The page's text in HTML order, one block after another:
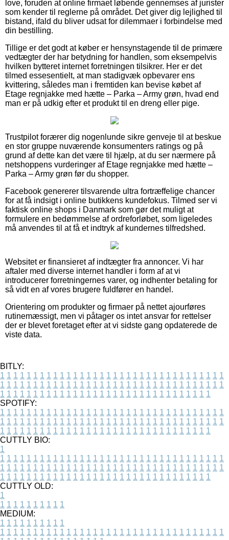
love, foruden at online firmaet løbende gennemses af jurister
som kender til reglerne på området. Det giver dig lejlighed til
bistand, ifald du bliver udsat for dilemmaer i forbindelse med
din bestilling.
Tillige er det godt at køber er hensynstagende til de primære
vedtægter der har betydning for handlen, som eksempelvis
hvilken bytteret internet forretningen tilsikrer. Her er det
tilmed essesentielt, at man stadigvæk opbevarer ens
kvittering, således man i fremtiden kan bevise købet af
Etage regnjakke med hætte – Parka – Army grøn, hvad end
man er på udkig efter et produkt til en dreng eller pige.
Trustpilot forærer dig nogenlunde sikre genveje til at beskue
en stor gruppe nuværende konsumenters ratings og på
grund af dette kan det være til hjælp, at du ser nærmere på
netshoppens vurderinger af Etage regnjakke med hætte –
Parka – Army grøn før du shopper.
Facebook genererer tilsvarende ultra fortræffelige chancer
for at få indsigt i online butikkens kundefokus. Tilmed ser vi
faktisk online shops i Danmark som gør det muligt at
formulere en bedømmelse af ordreforløbet, som ligeledes
må anvendes til at få et indtryk af kundernes tilfredshed.
Websitet er finansieret af indtægter fra annoncer. Vi har
aftaler med diverse internet handler i form af at vi
introducerer forretningernes varer, og indhenter betaling for
så vidt en af vores brugere fuldfører en handel.
Orientering om produkter og firmaer på nettet ajourføres
rutinemæssigt, men vi påtager os intet ansvar for rettelser
der er blevet foretaget efter at vi sidste gang opdaterede de
viste data.
BITLY:
1 1 1 1 1 1 1 1 1 1 1 1 1 1 1 1 1 1 1 1 1 1 1 1 1 1 1 1 1 1 1 1 1 1
1 1 1 1 1 1 1 1 1 1 1 1 1 1 1 1 1 1 1 1 1 1 1 1 1 1 1 1 1 1 1 1 1 1
1 1 1 1 1 1 1 1 1 1 1 1 1 1 1 1 1 1 1 1 1 1 1 1 1 1 1 1 1 1 1 1
SPOTIFY:
1 1 1 1 1 1 1 1 1 1 1 1 1 1 1 1 1 1 1 1 1 1 1 1 1 1 1 1 1 1 1 1 1 1
1 1 1 1 1 1 1 1 1 1 1 1 1 1 1 1 1 1 1 1 1 1 1 1 1 1 1 1 1 1 1 1 1 1
1 1 1 1 1 1 1 1 1 1 1 1 1 1 1 1 1 1 1 1 1 1 1 1 1 1 1 1 1 1 1 1
CUTTLY BIO:
1
1 1 1 1 1 1 1 1 1 1 1 1 1 1 1 1 1 1 1 1 1 1 1 1 1 1 1 1 1 1 1 1 1 1
1 1 1 1 1 1 1 1 1 1 1 1 1 1 1 1 1 1 1 1 1 1 1 1 1 1 1 1 1 1 1 1 1 1
1 1 1 1 1 1 1 1 1 1 1 1 1 1 1 1 1 1 1 1 1 1 1 1 1 1 1 1 1 1 1 1
CUTTLY OLD:
1
1 1 1 1 1 1 1 1 1 1
MEDIUM:
1 1 1 1 1 1 1 1 1 1
1 1 1 1 1 1 1 1 1 1 1 1 1 1 1 1 1 1 1 1 1 1 1 1 1 1 1 1 1 1 1 1 1 1